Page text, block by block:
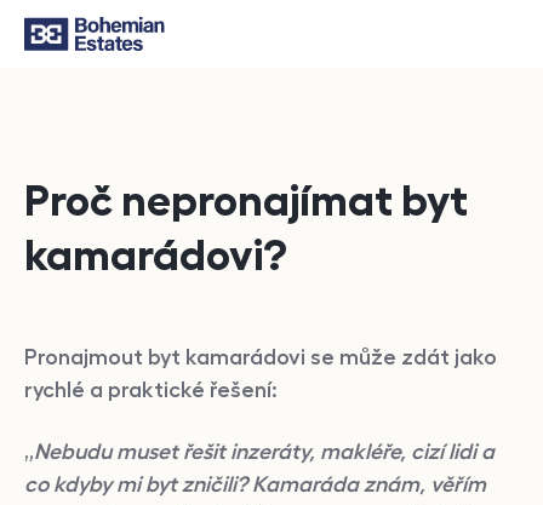
Proč nepronajímat byt
kamarádovi?
Pronajmout byt kamarádovi se může zdát jako
rychlé a praktické řešení:
„Nebudu muset řešit inzeráty, makléře, cizí lidi a
co kdyby mi byt zničili? Kamaráda znám, věřím